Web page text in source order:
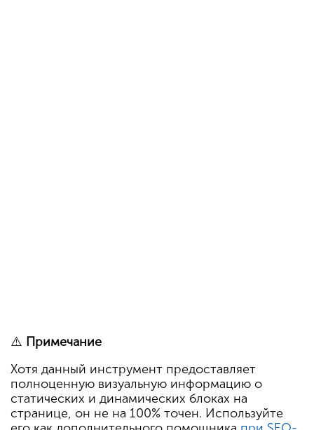
⚠️ Примечание
Хотя данный инструмент предоставляет
полноценную визуальную информацию о
статических и динамических блоках на
странице, он не на 100% точен. Используйте